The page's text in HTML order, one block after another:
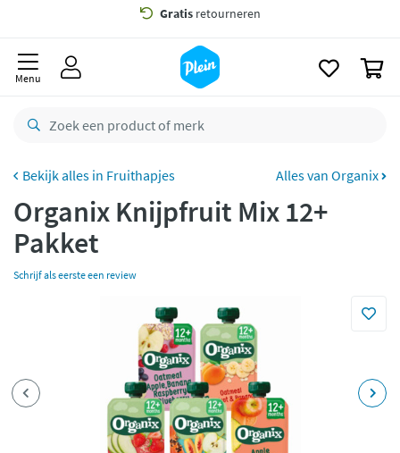
Gratisbezorging vanaf 35,- *
besteld,maandag
retourneren
CO2 neutraal
Betaal met Klarna
Menu
Fruithapjes Alles van Organix
Organix Knijpfruit Mix 12+
Pakket
Schrijf als eerste een review